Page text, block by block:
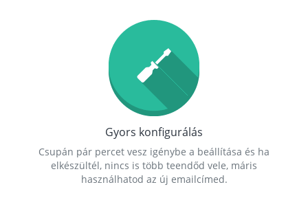
Gyors konfigurálás
Csupán pár percet vesz igénybe a beállítása és ha
elkészültél, nincs is több teendőd vele, máris
használhatod az új emailcímed.